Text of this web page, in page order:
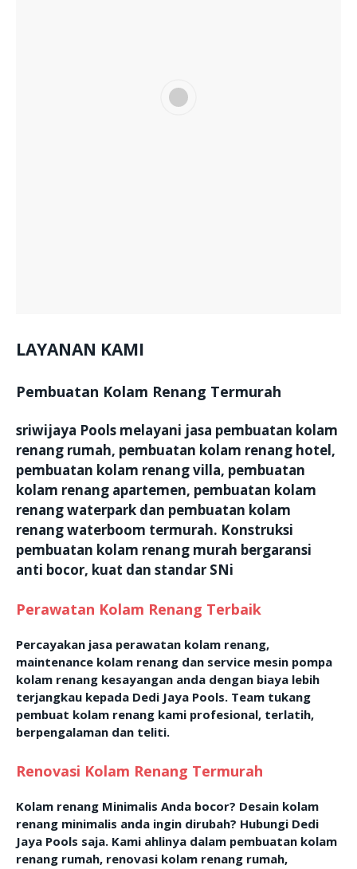
LAYANAN KAMI
Pembuatan Kolam Renang Termurah
sriwijaya Pools melayani jasa pembuatan kolam
renang rumah, pembuatan kolam renang hotel,
pembuatan kolam renang villa, pembuatan
kolam renang apartemen, pembuatan kolam
renang waterpark dan pembuatan kolam
renang waterboom termurah. Konstruksi
pembuatan kolam renang murah bergaransi
anti bocor, kuat dan standar SNi
Perawatan Kolam Renang Terbaik
Percayakan jasa perawatan kolam renang,
maintenance kolam renang dan service mesin pompa
kolam renang kesayangan anda dengan biaya lebih
terjangkau kepada Dedi Jaya Pools. Team tukang
pembuat kolam renang kami profesional, terlatih,
berpengalaman dan teliti.
Renovasi Kolam Renang Termurah
Kolam renang Minimalis Anda bocor? Desain kolam
renang minimalis anda ingin dirubah? Hubungi Dedi
Jaya Pools saja. Kami ahlinya dalam pembuatan kolam
renang rumah, renovasi kolam renang rumah,